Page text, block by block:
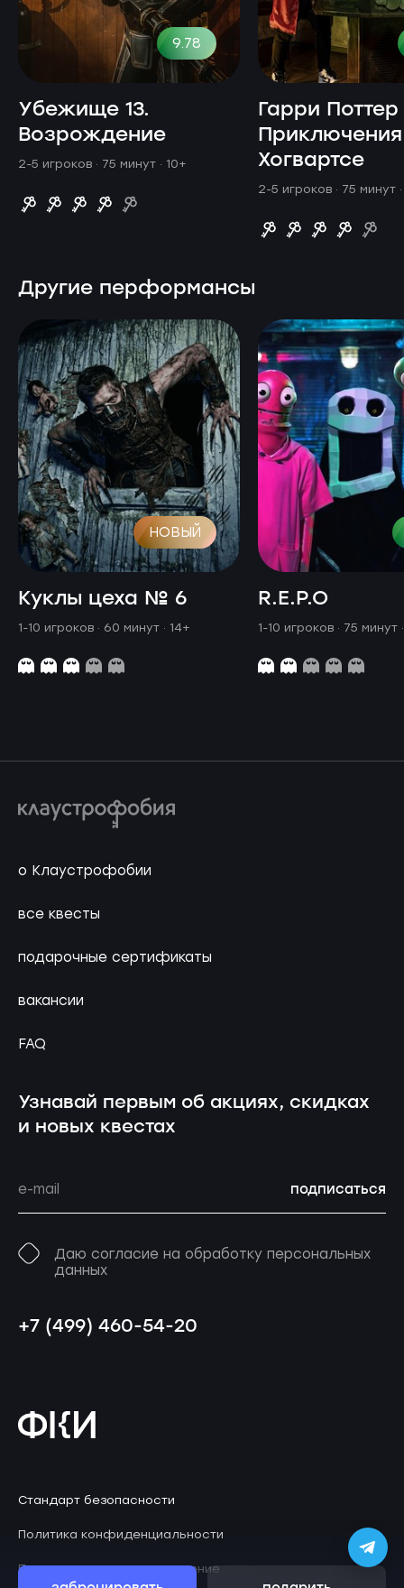
9.78
Убежище 13.
Возрождение
2-5 игроков · 75 минут · 10+
Гарри
Хогвартсе
2-5 игроков · 75 минут
Другие перформансы
НОВЫЙ
Куклы цеха № 6
1-10 игроков · 60 минут · 14+
R.E.P.O
1-10 игроков · 75 минут
о Клаустрофобии
все квесты
подарочные сертификаты
вакансии
FAQ
Узнавай первым об акциях, скидках
и новых квестах
подписаться
Даю согласие на обработку персональных
данных
+7 (499) 460-54-20
Стандарт безопасности
Политика конфиденциальности
Пользовательское соглашение